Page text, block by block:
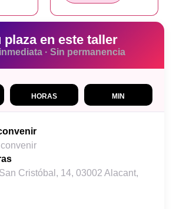
plaza en este taller
· Sin permanencia
HORAS MIN
Cristóbal, 14, 03002 Alacant,